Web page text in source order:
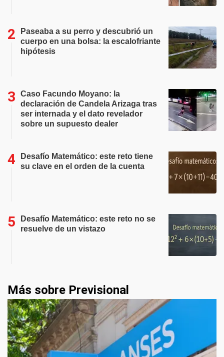
Paseaba a su perro y descubrió un
cuerpo en una bolsa: la escalofriante
hipótesis
Caso Facundo Moyano: la
declaración de Candela Arizaga tras
ser internada y el dato revelador
sobre un supuesto dealer
Desafío Matemático: este reto tiene
su clave en el orden de la cuenta
Desafío Matemático: este reto no se
resuelve de un vistazo
Más sobre Previsional